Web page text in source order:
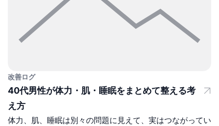
改善ログ
40代男性が体力・肌・睡眠をまとめて整える考
え方
体力、肌、睡眠は別々の問題に見えて、実はつながってい